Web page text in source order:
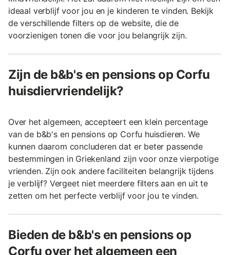
ideaal verblijf voor jou en je kinderen te vinden. Bekijk
de verschillende filters op de website, die de
voorzienigen tonen die voor jou belangrijk zijn.
Zijn de b&b's en pensions op Corfu
huisdiervriendelijk?
Over het algemeen, accepteert een klein percentage
van de b&b's en pensions op Corfu huisdieren. We
kunnen daarom concluderen dat er beter passende
bestemmingen in Griekenland zijn voor onze vierpotige
vrienden. Zijn ook andere faciliteiten belangrijk tijdens
je verblijf? Vergeet niet meerdere filters aan en uit te
zetten om het perfecte verblijf voor jou te vinden.
Bieden de b&b's en pensions op
Corfu over het algemeen een